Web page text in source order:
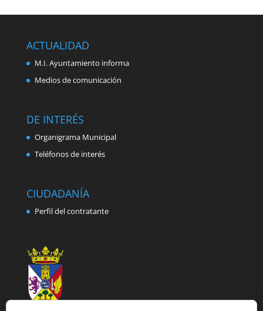
ACTUALIDAD
M.I. Ayuntamiento informa
Medios de comunicación
DE INTERÉS
Organigrama Municipal
Teléfonos de interés
CIUDADANÍA
Perfil del contratante